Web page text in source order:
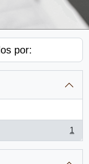
por:
1